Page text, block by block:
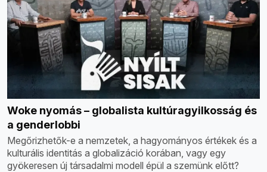
Woke nyomás – globalista kultúragyilkosság és
a genderlobbi
Megőrizhetők-e a nemzetek, a hagyományos értékek és a
kulturális identitás a globalizáció korában, vagy egy
gyökeresen új társadalmi modell épül a szemünk előtt?